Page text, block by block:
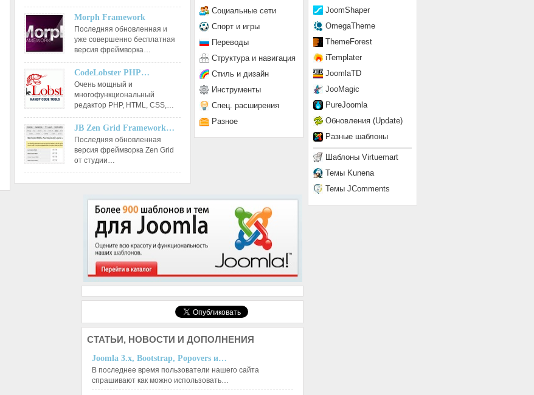
Morph Framework
Последняя обновленная и
уже совершенно бесплатная
версия фреймворка…
CodeLobster PHP…
Очень мощный и
многофункциональный
редактор РНР, HTML, CSS,…
JB Zen Grid Framework…
Последняя обновленная
версия фреймворка Zen Grid
от студии…
JoomShaper
OmegaTheme
ThemeForest
iTemplater
JoomlaTD
JooMagic
PureJoomla
Обновления (Update)
Разные шаблоны
Шаблоны Virtuemart
Темы Kunena
Темы JComments
Социальные сети
Спорт и игры
Переводы
Структура и навигация
Стиль и дизайн
Инструменты
Спец. расширения
Разное
СТАТЬИ, НОВОСТИ И ДОПОЛНЕНИЯ
Joomla 3.x, Bootstrap, Popovers и…
В последнее время пользователи нашего сайта
спрашивают как можно использовать…